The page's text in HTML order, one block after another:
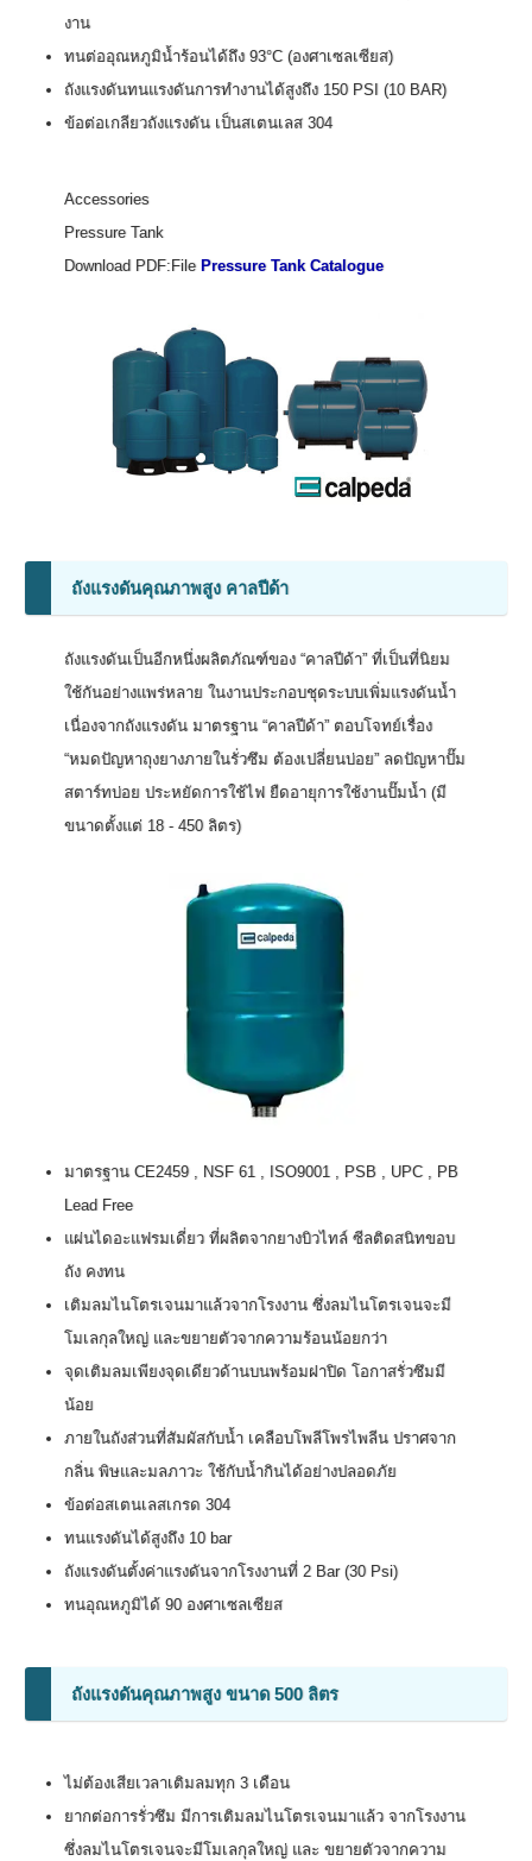
งาน
ทนต่ออุณหภูมิน้ำร้อนได้ถึง 93°C (องศาเซลเซียส)
ถังแรงดันทนแรงดันการทำงานได้สูงถึง 150 PSI (10 BAR)
ข้อต่อเกลียวถังแรงดัน เป็นสเตนเลส 304
Accessories
Pressure Tank
Download PDF:File Pressure Tank Catalogue
ถังแรงดันคุณภาพสูง คาลปีด้า
ถังแรงดันเป็นอีกหนึ่งผลิตภัณฑ์ของ “คาลปีด้า” ที่เป็นที่นิยม
ใช้กันอย่างแพร่หลาย ในงานประกอบชุดระบบเพิ่มแรงดันน้ำ
เนื่องจากถังแรงดัน มาตรฐาน “คาลปีด้า” ตอบโจทย์เรื่อง
“หมดปัญหาถุงยางภายในรั่วซึม ต้องเปลี่ยนบ่อย” ลดปัญหาปั๊ม
สตาร์ทบ่อย ประหยัดการใช้ไฟ ยืดอายุการใช้งานปั๊มน้ำ (มี
ขนาดตั้งแต่ 18 - 450 ลิตร)
มาตรฐาน CE2459 , NSF 61 , ISO9001 , PSB , UPC , PB
Lead Free
แผ่นไดอะแฟรมเดี่ยว ที่ผลิตจากยางบิวไทล์ ซีลติดสนิทขอบ
ถัง คงทน
เติมลมไนโตรเจนมาแล้วจากโรงงาน ซึ่งลมไนโตรเจนจะมี
โมเลกุลใหญ่ และขยายตัวจากความร้อนน้อยกว่า
จุดเติมลมเพียงจุดเดียวด้านบนพร้อมฝาปิด โอกาสรั่วซึมมี
น้อย
ภายในถังส่วนที่สัมผัสกับน้ำ เคลือบโพลีโพรไพลีน ปราศจาก
กลิ่น พิษและมลภาวะ ใช้กับน้ำกินได้อย่างปลอดภัย
ข้อต่อสเตนเลสเกรด 304
ทนแรงดันได้สูงถึง 10 bar
ถังแรงดันตั้งค่าแรงดันจากโรงงานที่ 2 Bar (30 Psi)
ทนอุณหภูมิได้ 90 องศาเซลเซียส
ถังแรงดันคุณภาพสูง ขนาด 500 ลิตร
ไม่ต้องเสียเวลาเติมลมทุก 3 เดือน
ยากต่อการรั่วซึม มีการเติมลมไนโตรเจนมาแล้ว จากโรงงาน
ซึ่งลมไนโตรเจนจะมีโมเลกุลใหญ่ และ ขยายตัวจากความ